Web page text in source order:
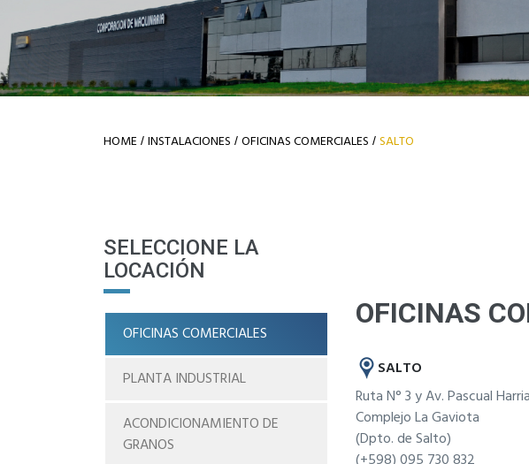
HOME / INSTALACIONES / OFICINAS COMERCIALES / SALTO
SELECCIONE LA
LOCACIÓN
OFICINAS COMERCIALES
PLANTA INDUSTRIAL
ACONDICIONAMIENTO DE
GRANOS
OFICINAS
SALTO
Ruta N° 3 y Av. Pascual
Complejo La Gaviota
(Dpto. de Salto)